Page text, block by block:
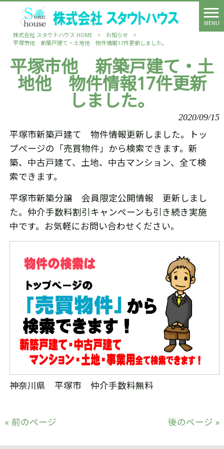
MENU
株式会社 スタウトハウス HOME
> お知らせ
>
平塚市他 新築戸建て・土地他 物件情報17件更新しました。
平塚市他 新築戸建て・土
地他 物件情報17件更新
しました。
2020/09/15
平塚市新築戸建て 物件情報更新しました。トッ
プページの「売買物件」から検索できます。新
築、中古戸建て、土地、中古マンション、全て検
索できます。
平塚市新築分譲 会員限定公開情報 更新しまし
た。仲介手数料割引キャンペーンも引き続き実施
中です。お気軽にお問い合わせください。
神奈川県 平塚市 仲介手数料無料
« 前のページ 後のページ »